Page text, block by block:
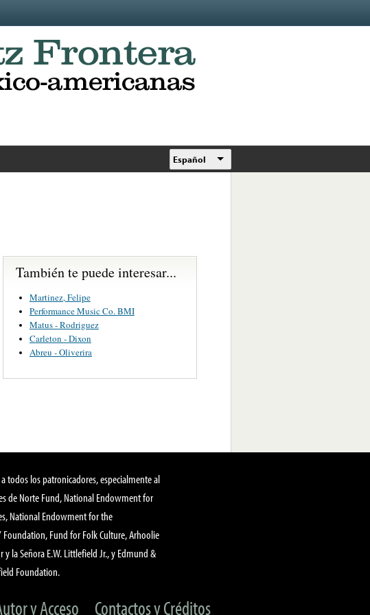
Español
También te puede interesar...
Martinez, Felipe
Performance Music Co. BMI
Matus - Rodriguez
Carleton - Dixon
Abreu - Oliverira
todos los patronicadores, especialmente al
de Norte Fund, National Endowment for
National Endowment for the
Foundation, Fund for Folk Culture, Arhoolie
y la Señora E.W. Littlefield Jr., y Edmund &
Foundation.
y Acceso Contactos y Créditos